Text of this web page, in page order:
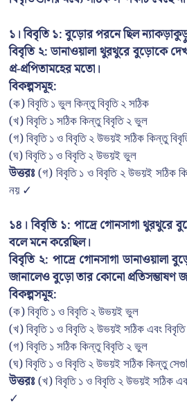
১। বিবৃতি ১: বুড়োর পরনে ছিল
বিবৃতি ২: ডানাওয়ালা থুরথুরে বুড়োকে
প্র-প্রপিতামহের মতো।
বিকল্পসমূহ:
(ক) বিবৃতি ১ ভুল কিন্তু বিবৃতি ২ সঠিক
(খ) বিবৃতি ১ সঠিক কিন্তু বিবৃতি ২ ভুল
(গ) বিবৃতি ১ ও বিবৃতি ২ উভয়ই সঠিক কিন্তু
(ঘ) বিবৃতি ১ ও বিবৃতি ২ উভয়ই ভুল
উত্তরঃ(গ) বিবৃতি ১ ও বিবৃতি ২ উভয়ই সঠিক
নয় ✓
১৪। বিবৃতি ১: পাদ্রে গোনসাগা
বলে মনে করেছিল।
বিবৃতি ২: পাদ্রে গোনসাগা ডানাওয়ালা
জানালেও বুড়ো তার কোনো প্রতিসম্ভাষণ
বিকল্পসমূহ:
(ক) বিবৃতি ১ ও বিবৃতি ২ উভয়ই ভুল
(খ) বিবৃতি ১ ও বিবৃতি ২ উভয়ই সঠিক এবং
(গ) বিবৃতি ১ সঠিক কিন্তু বিবৃতি ২ ভুল
(ঘ) বিবৃতি ১ ও বিবৃতি ২ উভয়ই সঠিক কিন্তু
উত্তরঃ(খ) বিবৃতি ১ ও বিবৃতি ২ উভয়ই সঠিক
✓